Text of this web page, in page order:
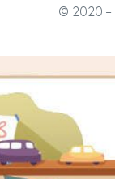
© 2020 –